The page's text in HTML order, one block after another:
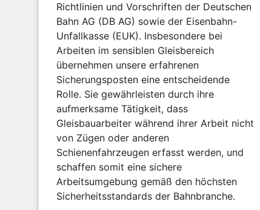
Richtlinien und Vorschriften der Deutschen
Bahn AG (DB AG) sowie der Eisenbahn-
Unfallkasse (EUK). Insbesondere bei
Arbeiten im sensiblen Gleisbereich
übernehmen unsere erfahrenen
Sicherungsposten eine entscheidende
Rolle. Sie gewährleisten durch ihre
aufmerksame Tätigkeit, dass
Gleisbauarbeiter während ihrer Arbeit nicht
von Zügen oder anderen
Schienenfahrzeugen erfasst werden, und
schaffen somit eine sichere
Arbeitsumgebung gemäß den höchsten
Sicherheitsstandards der Bahnbranche.